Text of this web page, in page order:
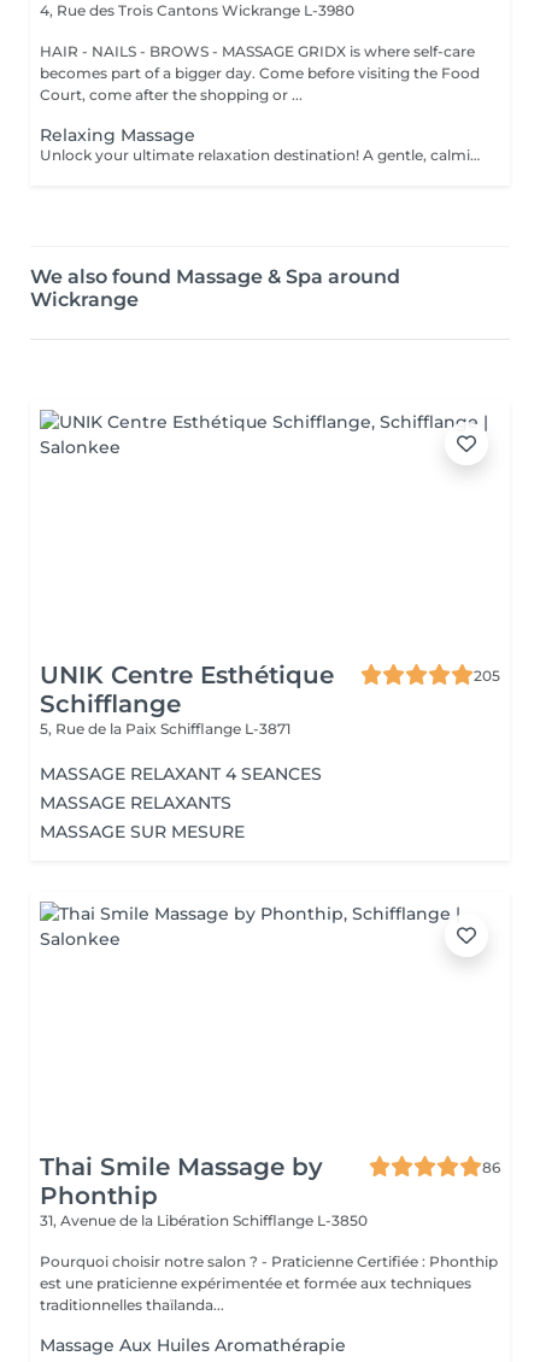
4, Rue des Trois Cantons Wickrange L-3980
HAIR - NAILS - BROWS - MASSAGE GRIDX is where self-care
becomes part of a bigger day. Come before visiting the Food
Court, come after the shopping or ...
Relaxing Massage
Unlock your ultimate relaxation destination! A gentle, calming experience designed to soothe the nervous system and melt away daily stress. Long, flowing strokes, soft pressure, and calming aromas help you drift into deep relaxation and leave you feeling refreshed, rebalanced, and renewed. Age restrictions: there are no age restrictions for this procedure. Post procedure recommendations: do not do sport and any sharp movements 2-3 hours after the procedure. Frequency: 1-2 times per week, 10 times in total. Repeat once in 3-6 months.
We also found Massage & Spa around
Wickrange
UNIK Centre Esthétique
Schifflange
205
5, Rue de la Paix Schifflange L-3871
MASSAGE RELAXANT 4 SEANCES
MASSAGE RELAXANTS
MASSAGE SUR MESURE
Thai Smile Massage by
Phonthip
86
31, Avenue de la Libération Schifflange L-3850
Pourquoi choisir notre salon ? - Praticienne Certifiée : Phonthip
est une praticienne expérimentée et formée aux techniques
traditionnelles thaïlanda...
Massage Aux Huiles Aromathérapie